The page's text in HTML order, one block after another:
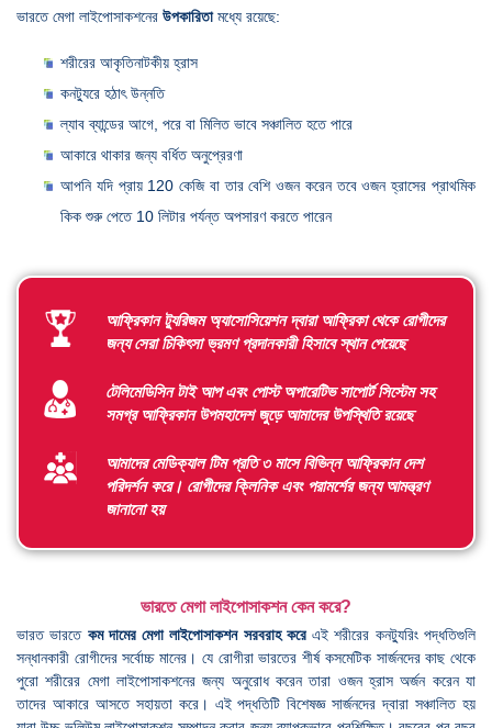
ভারতে মেগা লাইপোসাকশনের উপকারিতামধ্যে রয়েছে:
শরীরের আকৃতিনাটকীয় হ্রাস
কনট্যুরে হঠাৎ উন্নতি
ল্যাব ব্যান্ডের আগে, পরে বা মিলিত ভাবে সঞ্চালিত হতে পারে
আকারে থাকার জন্য বর্ধিত অনুপ্রেরণা
আপনি যদি প্রায় 120 কেজি বা তার বেশি ওজন করেন তবে ওজন হ্রাসের প্রাথমিক
কিক শুরু পেতে 10 লিটার পর্যন্ত অপসারণ করতে পারেন
আফ্রিকান ট্যুরিজম অ্যাসোসিয়েশন দ্বারা আফ্রিকা থেকে রোগীদের
জন্য সেরা চিকিৎসা ভ্রমণ প্রদানকারী হিসাবে স্থান পেয়েছে
টেলিমেডিসিন টাই আপ এবং পোস্ট অপারেটিভ সাপোর্ট সিস্টেম সহ
সমগ্র আফ্রিকান উপমহাদেশ জুড়ে আমাদের উপস্থিতি রয়েছে
আমাদের মেডিক্যাল টিম প্রতি ৩ মাসে বিভিন্ন আফ্রিকান দেশ
পরিদর্শন করে। রোগীদের ক্লিনিক এবং পরামর্শের জন্য আমন্ত্রণ
জানানো হয়
ভারতে মেগা লাইপোসাকশন কেন করে?
ভারত ভারতে কম দামের মেগা লাইপোসাকশন সরবরাহ করেএই শরীরের কনট্যুরিং পদ্ধতিগুলি
সন্ধানকারী রোগীদের সর্বোচ্চ মানের। যে রোগীরা ভারতের শীর্ষ কসমেটিক সার্জনদের কাছ থেকে
পুরো শরীরের মেগা লাইপোসাকশনের জন্য অনুরোধ করেন তারা ওজন হ্রাস অর্জন করেন যা
তাদের আকারে আসতে সহায়তা করে। এই পদ্ধতিটি বিশেষজ্ঞ সার্জনদের দ্বারা সঞ্চালিত হয়